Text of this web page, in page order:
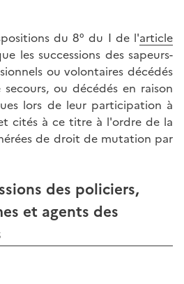
du 8° du I de l'article
les successions des sapeurs-
ou volontaires décédés
ou décédés en raison
lors de leur participation à
cités à ce titre à l'ordre de la
de droit de mutation par
des policiers,
et agents des